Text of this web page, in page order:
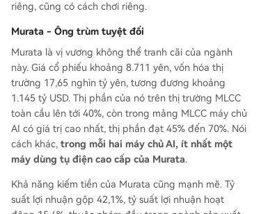
riêng, cũng có cách chơi riêng.
Murata - Ông trùm tuyệt đối
Murata là vị vương không thể tranh cãi của ngành
này. Giá cổ phiếu khoảng 8.711 yên, vốn hóa thị
trường 17,65 nghìn tỷ yên, tương đương khoảng
1.145 tỷ USD. Thị phần của nó trên thị trường MLCC
toàn cầu lên tới 40%, còn trong mảng MLCC máy chủ
AI có giá trị cao nhất, thị phần đạt 45% đến 70%. Nói
cách khác, trong mỗi hai máy chủ AI, ít nhất một
máy dùng tụ điện cao cấp của Murata.
Khả năng kiếm tiền của Murata cũng mạnh mẽ. Tỷ
suất lợi nhuận gộp 42,1%, tỷ suất lợi nhuận hoạt